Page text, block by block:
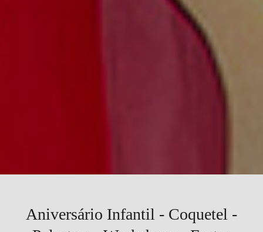
Aniversário Infantil - Coquetel -